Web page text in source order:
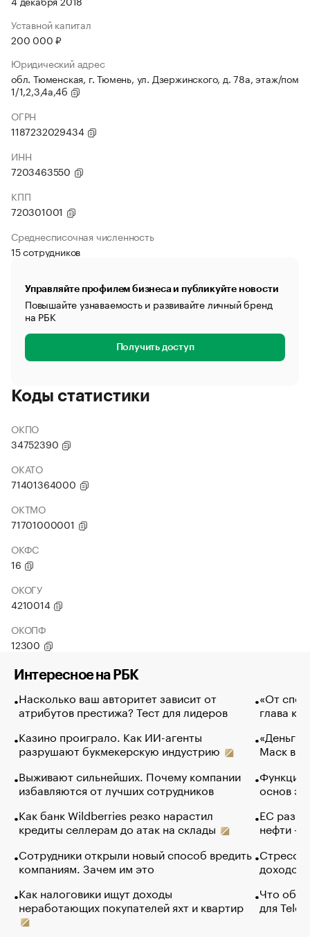
Уставной капитал
200 000 ₽
Юридический адрес
обл. Тюменская, г. Тюмень, ул. Дзержинского, д. 78а, этаж/пом
1/1,2,3,4а,4б
ОГРН
1187232029434
ИНН
7203463550
КПП
720301001
Среднесписочная численность
15 сотрудников
Управляйте профилем бизнеса и публикуйте новости
Повышайте узнаваемость и развивайте личный бренд
на РБК
Получить доступ
Коды статистики
ОКПО
34752390
ОКАТО
71401364000
ОКТМО
71701000001
ОКФС
16
ОКОГУ
4210014
ОКОПФ
12300
Интересное на РБК
Насколько ваш авторитет зависит от
атрибутов престижа? Тест для лидеров
Казино проиграло. Как ИИ-агенты
разрушают букмекерскую индустрию
Выживают сильнейших. Почему компании
избавляются от лучших сотрудников
Как банк Wildberries резко нарастил
кредиты селлерам до атак на склады
Сотрудники открыли новый способ вредить
компаниям. Зачем им это
Как налоговики ищут доходы
неработающих покупателей яхт и квартир
«От
глава
«Деньги
Маск в
Функции
основ
ЕС
нефти —
Стресс
доходов
Что
для